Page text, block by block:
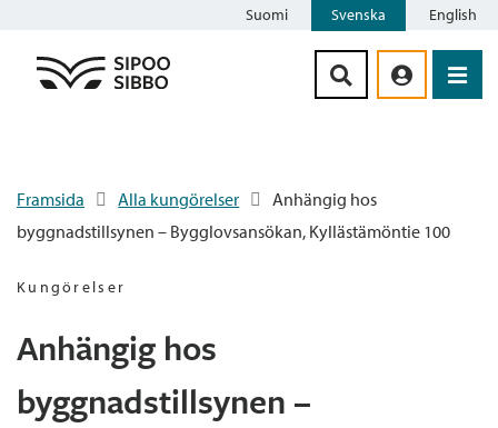
Suomi Svenska English
Framsida Alla kungörelser
Anhängig hos
byggnadstillsynen – Bygglovsansökan, Kyllästämöntie 100
Kungörelser
Anhängig hos
byggnadstillsynen –